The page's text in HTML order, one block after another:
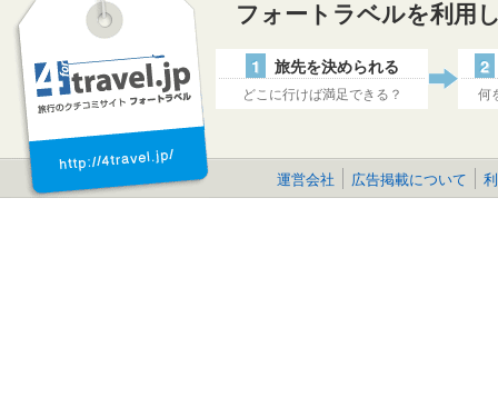
フォートラベルを利用
1 旅先を決められる
どこに行けば満足できる？
2
何
運営会社 広告掲載について